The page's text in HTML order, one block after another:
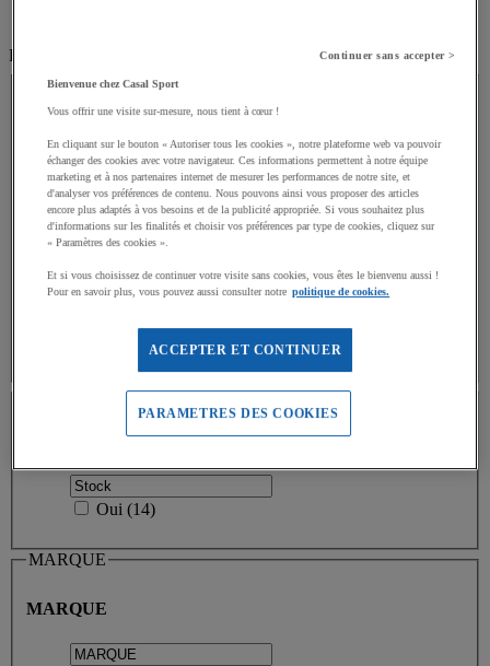
Filtrez par
PRIX
Valeur facette Moins de 100 €(13) Moins de 100 €
(13)
200 €(1)
Limite inférieure Limite supérieure€
Oui (14)
MARQUE
MARQUE
Continuer sans accepter >
Bienvenue chez Casal Sport
Vous offrir une visite sur-mesure, nous tient à cœur !
En cliquant sur le bouton « Autoriser tous les cookies », notre plateforme web va pouvoir
échanger des cookies avec votre navigateur. Ces informations permettent à notre équipe
marketing et à nos partenaires internet de mesurer les performances de notre site, et
d'analyser vos préférences de contenu. Nous pouvons ainsi vous proposer des articles
encore plus adaptés à vos besoins et de la publicité appropriée. Si vous souhaitez plus
d'informations sur les finalités et choisir vos préférences par type de cookies, cliquez sur
« Paramètres des cookies ».
Et si vous choisissez de continuer votre visite sans cookies, vous êtes le bienvenu aussi !
Pour en savoir plus, vous pouvez aussi consulter notre politique de cookies.
ACCEPTER ET CONTINUER
PARAMETRES DES COOKIES